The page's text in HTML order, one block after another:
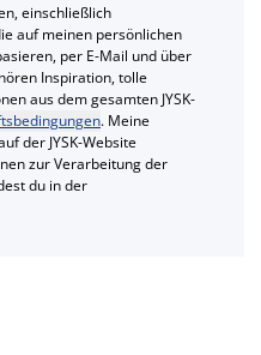
einschließlich
auf meinen persönlichen
per E-Mail und über
Inspiration, tolle
aus dem gesamten JYSK-
. Meine
der JYSK-Website
zur Verarbeitung der
du in der